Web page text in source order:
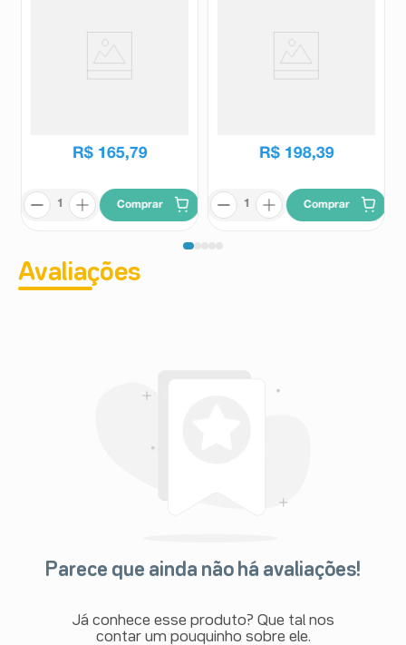
R$ 165,79
Comprar
R$ 198,39
Comprar
Avaliações
Parece que ainda não há avaliações!
Já conhece esse produto? Que tal nos
contar um pouquinho sobre ele.